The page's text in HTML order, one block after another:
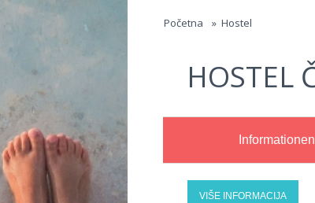
Početna » Hostel
HOSTEL
Informationen
VIŠE INFORMACIJA